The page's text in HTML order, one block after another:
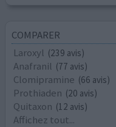
COMPARER
Laroxyl (239 avis)
Anafranil (77 avis)
Clomipramine (66 avis)
Prothiaden (20 avis)
Quitaxon (12 avis)
Affichez tout...